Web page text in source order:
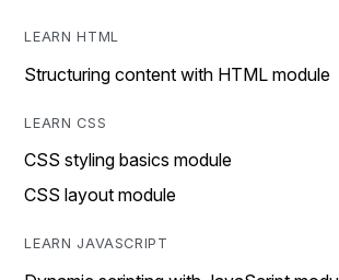
LEARN HTML
Structuring content with HTML module
LEARN CSS
CSS styling basics module
CSS layout module
LEARN JAVASCRIPT